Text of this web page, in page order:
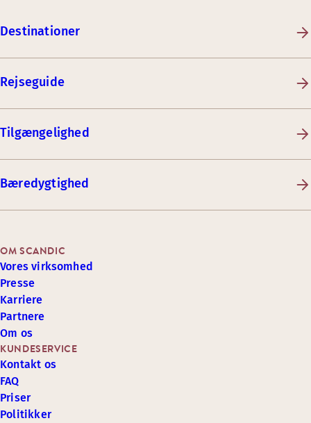
Destinationer
Rejseguide
Tilgængelighed
Bæredygtighed
KUNDESERVICE
Kontakt os
FAQ
Priser
Politikker
OM SCANDIC
Vores virksomhed
Presse
Karriere
Partnere
Om os